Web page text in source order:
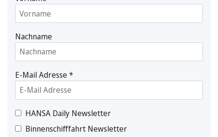
Nachname
E-Mail Adresse*
HANSA Daily Newsletter
Binnenschifffahrt Newsletter